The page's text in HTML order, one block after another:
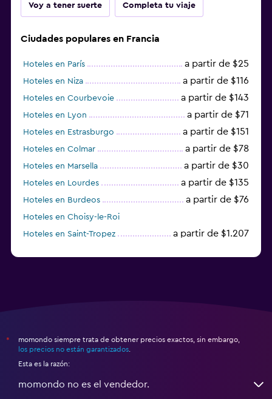
Voy a tener suerte Completa tu viaje
Ciudades populares en Francia
Hoteles en París a partir de $25
Hoteles en Niza a partir de $116
Hoteles en Courbevoie a partir de $143
Hoteles en Lyon a partir de $71
Hoteles en Estrasburgo a partir de $151
Hoteles en Colmar a partir de $78
Hoteles en Marsella a partir de $30
Hoteles en Lourdes a partir de $135
Hoteles en Burdeos a partir de $76
Hoteles en Choisy-le-Roi
Hoteles en Saint-Tropez
a partir de $1.207
*
momondo siempre trata de obtener precios exactos, sin embargo,
los precios no están garantizados
Esta es la razón:
momondo no es el vendedor.